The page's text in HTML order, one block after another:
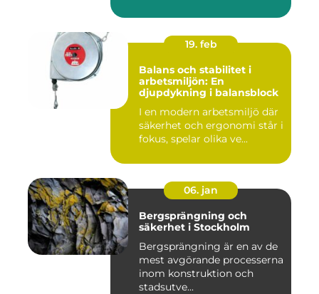
19. feb
Balans och stabilitet i
arbetsmiljön: En
djupdykning i balansblock
I en modern arbetsmiljö där
säkerhet och ergonomi står i
fokus, spelar olika ve...
06. jan
Bergsprängning och
säkerhet i Stockholm
Bergsprängning är en av de
mest avgörande processerna
inom konstruktion och
stadsutve...